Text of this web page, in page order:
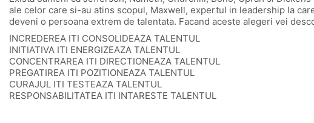
ale celor care si-au atins scopul, Maxwell, expertul in leadership la
deveni o persoana extrem de talentata. Facand aceste alegeri vei
INCREDEREA ITI CONSOLIDEAZA TALENTUL
INITIATIVA ITI ENERGIZEAZA TALENTUL
CONCENTRAREA ITI DIRECTIONEAZA TALENTUL
PREGATIREA ITI POZITIONEAZA TALENTUL
CURAJUL ITI TESTEAZA TALENTUL
RESPONSABILITATEA ITI INTARESTE TALENTUL